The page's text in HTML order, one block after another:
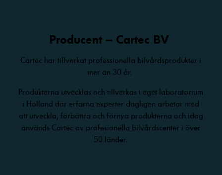
Producent – Cartec BV
Cartec har tillverkat professionella bilvårdsprodukter i
mer än 30 år.
Produkterna utvecklas och tillverkas i eget laboratorium
i Holland där erfarna experter dagligen arbetar med
att utveckla, förbättra och förnya produkterna och idag
används Cartec av profesionella bilvårdscenter i över
50 länder.